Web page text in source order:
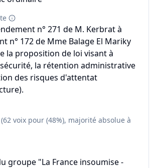
n° 271 de M. Kerbrat à
n° 172 de Mme Balage El Mariky
la proposition de loi visant à
la rétention administrative
des risques d'attentat
(62 voix pour (48%), majorité absolue à
groupe "La France insoumise -